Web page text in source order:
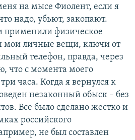
на мысе Фиолент, если я
надо, убьют, закопают.
применили физическое
мои личные вещи, ключи от
телефон, правда, через
что с момента моего
часа. Когда я вернулся к
незаконный обыск – без
Все было сделано жестко и
российского
не был составлен